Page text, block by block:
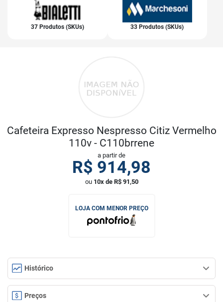
37 Produtos (SKUs) 33 Produtos (SKUs)
Cafeteira Expresso Nespresso Citiz Vermelho
110v - C110brrene
a partir de
R$ 914,98
ou 10x de R$ 91,50
LOJA COM MENOR PREÇO
Histórico
Preços